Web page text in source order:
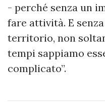
- perché senza un
fare attività. E
territorio, non
tempi sappiamo
complicato”.